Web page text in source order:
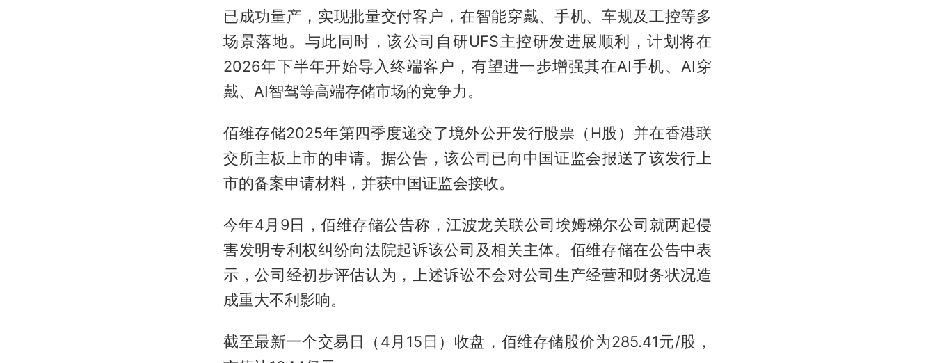
已成功量产，实现批量交付客户，在智能穿戴、手机、车规及工控等多
场景落地。与此同时，该公司自研UFS主控研发进展顺利，计划将在
2026年下半年开始导入终端客户，有望进一步增强其在AI手机、AI穿
戴、AI智驾等高端存储市场的竞争力。
佰维存储2025年第四季度递交了境外公开发行股票（H股）并在香港联
交所主板上市的申请。据公告，该公司已向中国证监会报送了该发行上
市的备案申请材料，并获中国证监会接收。
今年4月9日，佰维存储公告称，江波龙关联公司埃姆梯尔公司就两起侵
害发明专利权纠纷向法院起诉该公司及相关主体。佰维存储在公告中表
示，公司经初步评估认为，上述诉讼不会对公司生产经营和财务状况造
成重大不利影响。
截至最新一个交易日（4月15日）收盘，佰维存储股价为285.41元/股，